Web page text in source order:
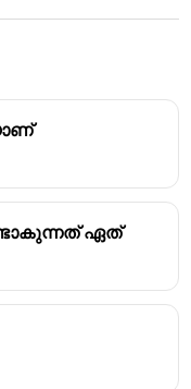
(തയാമിൻ)-ൻ്റെ
ഒരു
ശരിയായ
ഏത്